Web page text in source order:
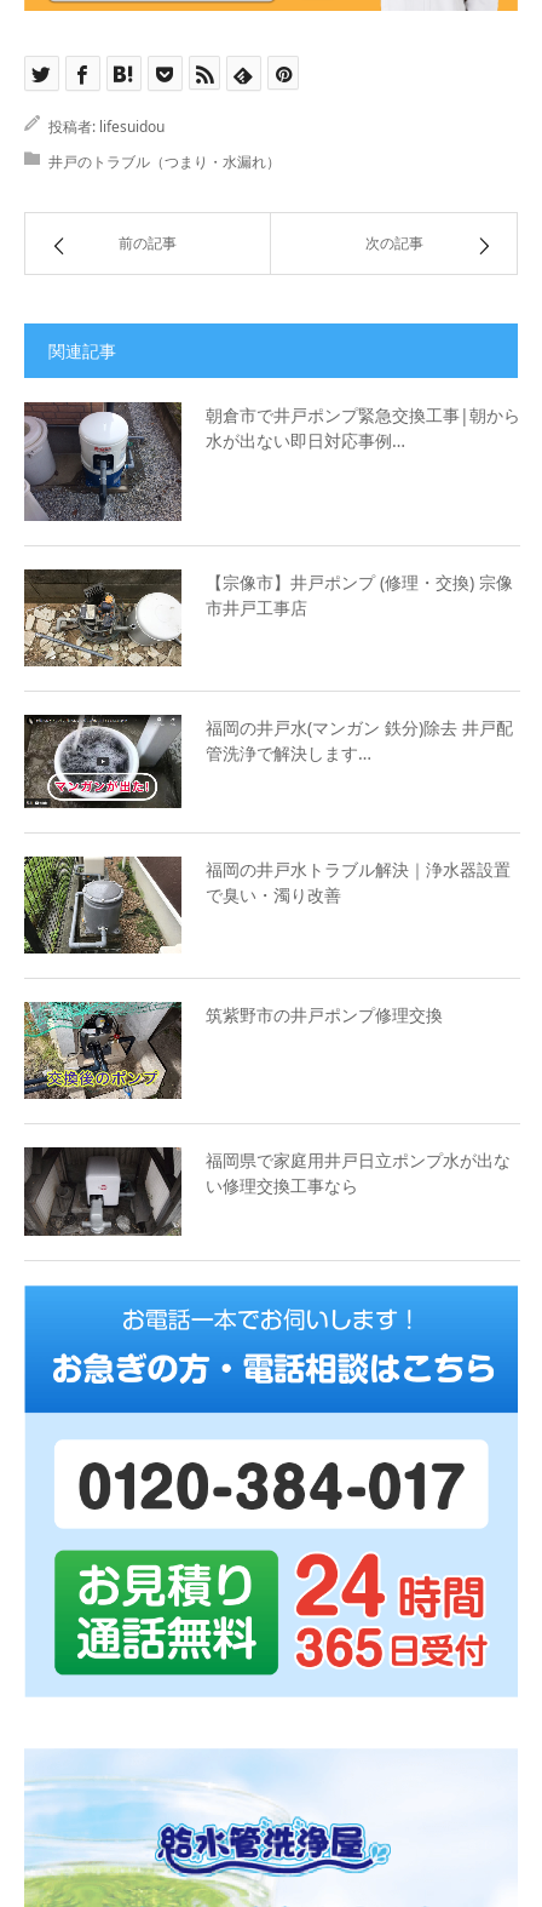
投稿者: lifesuidou
井戸のトラブル（つまり・水漏れ）
前の記事 次の記事
関連記事
朝倉市で井戸ポンプ緊急交換工事|朝から
水が出ない即日対応事例…
【宗像市】井戸ポンプ (修理・交換) 宗像
市井戸工事店
福岡の井戸水(マンガン 鉄分)除去 井戸配
管洗浄で解決します…
福岡の井戸水トラブル解決｜浄水器設置
で臭い・濁り改善
筑紫野市の井戸ポンプ修理交換
福岡県で家庭用井戸日立ポンプ水が出な
い修理交換工事なら